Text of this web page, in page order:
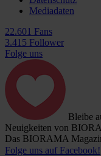
Mediadaten
22.601 Fans
3.415 Follower
Folge uns
Bleibe
Neuigkeiten von
Das BIORAMA
Folge uns auf Facebook!